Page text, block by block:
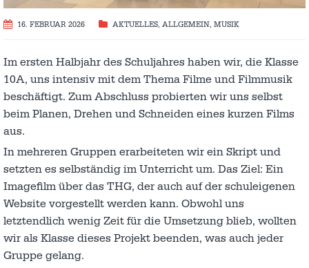
16. FEBRUAR 2026 AKTUELLES, ALLGEMEIN, MUSIK
Im ersten Halbjahr des Schuljahres haben wir, die Klasse
10A, uns intensiv mit dem Thema Filme und Filmmusik
beschäftigt. Zum Abschluss probierten wir uns selbst
beim Planen, Drehen und Schneiden eines kurzen Films
aus.
In mehreren Gruppen erarbeiteten wir ein Skript und
setzten es selbständig im Unterricht um. Das Ziel: Ein
Imagefilm über das THG, der auch auf der schuleigenen
Website vorgestellt werden kann. Obwohl uns
letztendlich wenig Zeit für die Umsetzung blieb, wollten
wir als Klasse dieses Projekt beenden, was auch jeder
Gruppe gelang.